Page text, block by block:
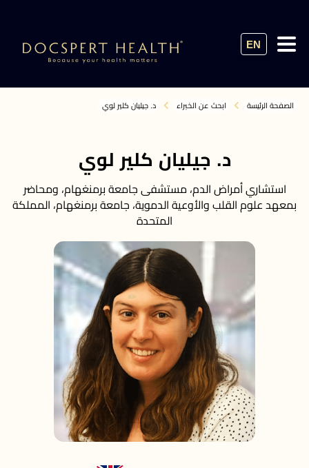
EN
الصفحة الرئيسة ابحث عن الخبراء د. جيليان كلير لوي
د. جيليان كلير لوي
استشاري أمراض الدم، مستشفى جامعة برمنغهام، ومحاضر
بمعهد علوم القلب والأوعية الدموية، جامعة برمنغهام، المملكة
المتحدة